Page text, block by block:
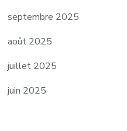
septembre 2025
août 2025
juillet 2025
juin 2025